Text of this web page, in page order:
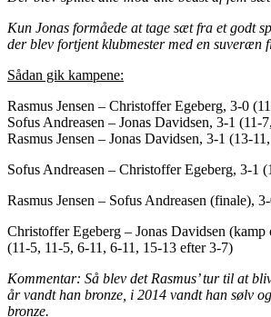
Kun Jonas formåede at tage sæt fra et godt
der blev fortjent klubmester med en suveræn
Sådan gik kampene:
Rasmus Jensen – Christoffer Egeberg, 3-0
Sofus Andreasen – Jonas Davidsen, 3-1 (11-
Rasmus Jensen – Jonas Davidsen, 3-1 (13-
Sofus Andreasen – Christoffer Egeberg, 3-1
Rasmus Jensen – Sofus Andreasen (finale),
Christoffer Egeberg – Jonas Davidsen (kamp
(11-5, 11-5, 6-11, 6-11, 15-13 efter 3-7)
Kommentar: Så blev det Rasmus’ tur til at
år vandt han bronze, i 2014 vandt han sølv
bronze.